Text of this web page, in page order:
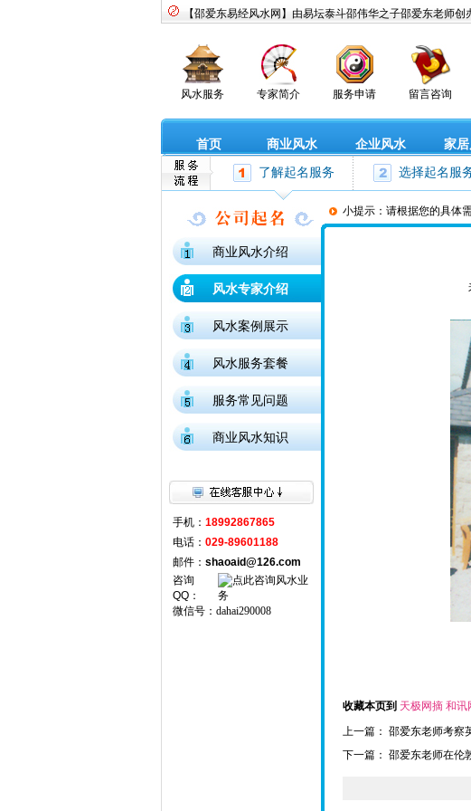
【邵爱东易经风水网】由易坛泰斗邵伟华之子邵爱东老师
风水服务 专家简介 服务申请 留言咨询
首页 商业风水 企业风水 家
了解起名服务 选择起名服
小提示：请根据您的具体
商业风水介绍
风水专家介绍
风水案例展示
风水服务套餐
服务常见问题
商业风水知识
手机： 18992867865
电话： 029-89601188
邮件： shaoaid@126.com
咨询
QQ ：
微信号： dahai290008
收藏本页到 天极网摘 和讯
上一篇： 邵爱东老师考察
下一篇： 邵爱东老师在伦